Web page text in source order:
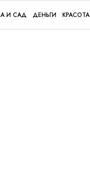
И САД ДЕНЬГИ КРАСОТА